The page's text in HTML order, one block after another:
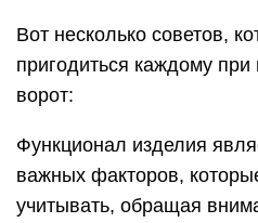
Вот несколько советов,
пригодиться каждому при
ворот:
Функционал изделия
важных факторов,
учитывать, обращая